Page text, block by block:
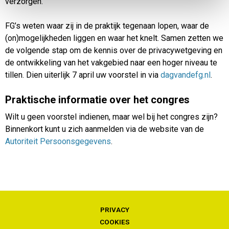
FG’s weten waar zij in de praktijk tegenaan lopen, waar de
(on)mogelijkheden liggen en waar het knelt. Samen zetten we
de volgende stap om de kennis over de privacywetgeving en
de ontwikkeling van het vakgebied naar een hoger niveau te
tillen. Dien uiterlijk 7 april uw voorstel in via dagvandefg.nl.
Praktische informatie over het congres
Wilt u geen voorstel indienen, maar wel bij het congres zijn?
Binnenkort kunt u zich aanmelden via de website van de
Autoriteit Persoonsgegevens.
PRIVACY
COOKIES